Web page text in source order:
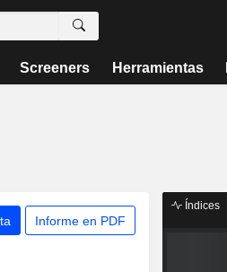
Screeners Herramientas
Informe en PDF
Índices